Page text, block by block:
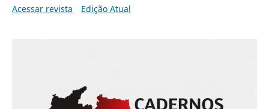
Acessar revista
Edição Atual